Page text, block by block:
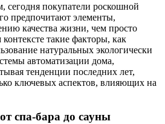
сегодня покупатели роскошной
предпочитают элементы,
качества жизни, чем просто
такие факторы, как
натуральных экологически
автоматизации дома,
тенденции последних лет,
ключевых аспектов, влияющих на
спа-бара до сауны